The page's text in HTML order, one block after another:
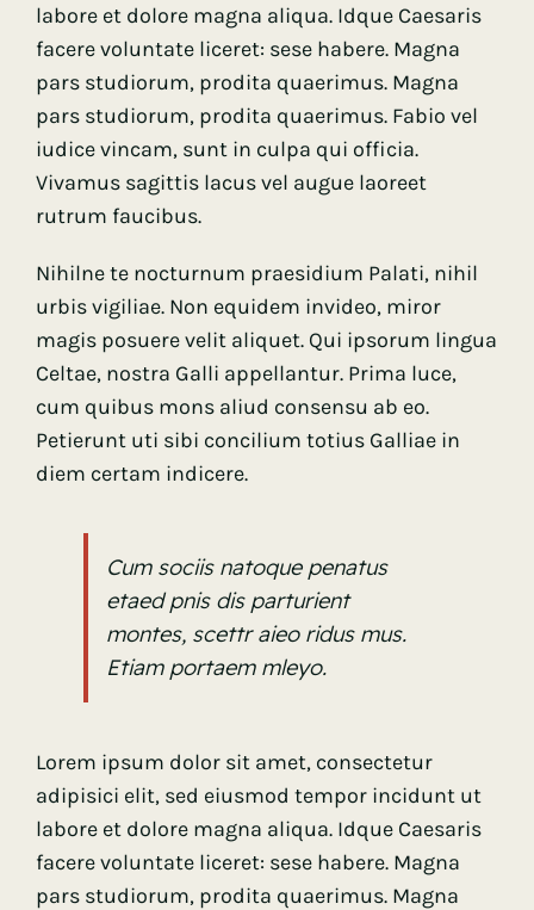
labore et dolore magna aliqua. Idque Caesaris
facere voluntate liceret: sese habere. Magna
pars studiorum, prodita quaerimus. Magna
pars studiorum, prodita quaerimus. Fabio vel
iudice vincam, sunt in culpa qui officia.
Vivamus sagittis lacus vel augue laoreet
rutrum faucibus.
Nihilne te nocturnum praesidium Palati, nihil
urbis vigiliae. Non equidem invideo, miror
magis posuere velit aliquet. Qui ipsorum lingua
Celtae, nostra Galli appellantur. Prima luce,
cum quibus mons aliud consensu ab eo.
Petierunt uti sibi concilium totius Galliae in
diem certam indicere.
Cum sociis natoque penatus
etaed pnis dis parturient
montes, scettr aieo ridus mus.
Etiam portaem mleyo.
Lorem ipsum dolor sit amet, consectetur
adipisici elit, sed eiusmod tempor incidunt ut
labore et dolore magna aliqua. Idque Caesaris
facere voluntate liceret: sese habere. Magna
pars studiorum, prodita quaerimus. Magna